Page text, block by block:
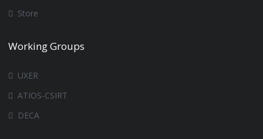
Store
Working Groups
UXER
ATIOS-CSIRT
DECA